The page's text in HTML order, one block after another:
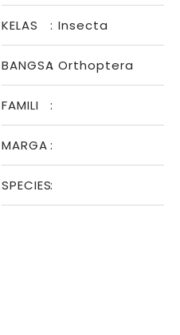
KELAS : Insecta
BANGSA: Orthoptera
FAMILI :
MARGA:
SPECIES: